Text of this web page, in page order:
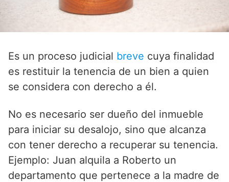
Es un proceso judicial breve cuya finalidad
es restituir la tenencia de un bien a quien
se considera con derecho a él.
No es necesario ser dueño del inmueble
para iniciar su desalojo, sino que alcanza
con tener derecho a recuperar su tenencia.
Ejemplo: Juan alquila a Roberto un
departamento que pertenece a la madre de